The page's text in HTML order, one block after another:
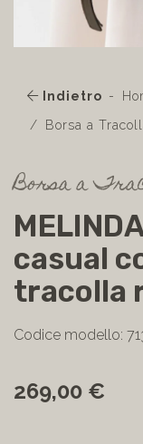
Indietro
Borsa a
Borsa a
casual
tracolla
Codice modello:
269,00 €